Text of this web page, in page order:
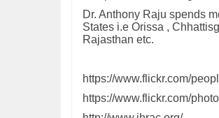
Dr. Anthony Raju spends
States i.e Orissa ,
Rajasthan etc.
https://www.flickr.com/
https://www.flickr.com/